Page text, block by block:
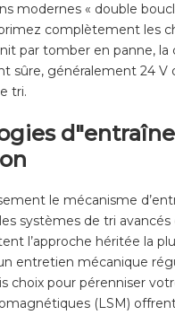
modernes « double
complètement les
par tomber en panne,
sûre, généralement 24
tri.
le mécanisme
systèmes de tri avancés
l’approche héritée la
entretien mécanique
pour pérenniser
(LSM)